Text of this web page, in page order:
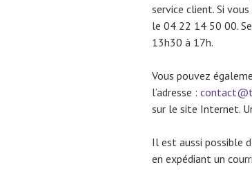
service client. Si
le 04 22 14 50 00.
13h30 à 17h.
Vous pouvez
l’adresse :
sur le site Internet.
Il est aussi possible
en expédiant un